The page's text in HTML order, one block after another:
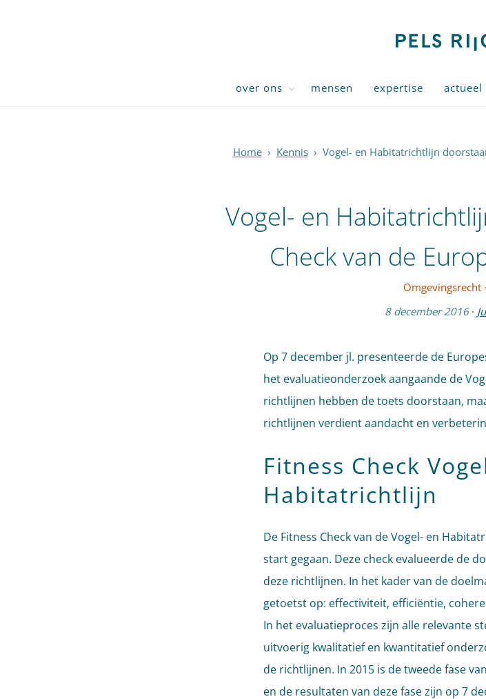
over ons mensen expertise actueel
Home › Kennis › Vogel- en Habitatrichtlijn
Vogel- en
Check van de
Omgevingsrecht ·
8 december 2016 ·
Op 7 december jl. presenteerde de
het evaluatieonderzoek aangaande de
richtlijnen hebben de toets doorstaan,
richtlijnen verdient aandacht en
Fitness Check
Habitatrichtlijn
De Fitness Check van de Vogel- en
start gegaan. Deze check evalueerde de
deze richtlijnen. In het kader van de
getoetst op: effectiviteit, efficiëntie,
In het evaluatieproces zijn alle relevante
uitvoerig kwalitatief en kwantitatief
de richtlijnen. In 2015 is de tweede fase
en de resultaten van deze fase zijn op 7